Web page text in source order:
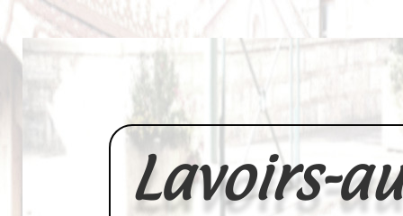
Lavoirs-